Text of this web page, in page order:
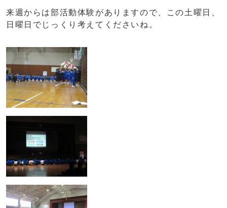
来週からは部活動体験がありますので、この土曜日、
日曜日でじっくり考えてくださいね。